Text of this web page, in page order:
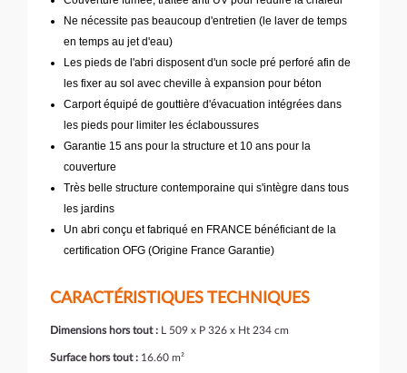
Ne nécessite pas beaucoup d'entretien (le laver de temps
en temps au jet d'eau)
Les pieds de l'abri disposent d'un socle pré perforé afin de
les fixer au sol avec cheville à expansion pour béton
Carport équipé de gouttière d'évacuation intégrées dans
les pieds pour limiter les éclaboussures
Garantie 15 ans pour la structure et 10 ans pour la
couverture
Très belle structure contemporaine qui s'intègre dans tous
les jardins
Un abri conçu et fabriqué en FRANCE bénéficiant de la
certification OFG (Origine France Garantie)
CARACTÉRISTIQUES TECHNIQUES
Dimensions hors tout : L 509 x P 326 x Ht 234 cm
Surface hors tout : 16.60 m²